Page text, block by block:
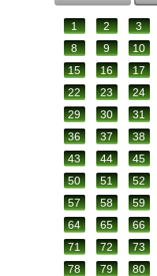
1 2 3
8
9 10
15
16 17
22
23 24
29
30 31
36
37 38
43
44 45
50
51 52
57
58 59
64
65 66
71
72 73
78
79 80